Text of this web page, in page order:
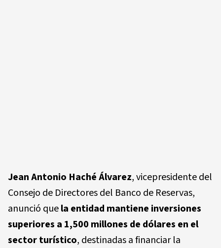
Jean Antonio Haché Álvarez, vicepresidente del
Consejo de Directores del Banco de Reservas,
anunció quela entidad mantiene inversiones
superiores a 1,500 millones de dólares en el
sector turístico, destinadas a financiar la